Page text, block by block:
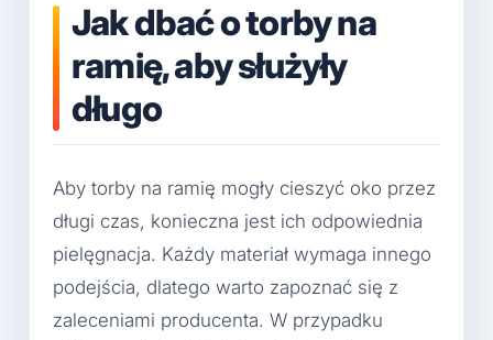
Jak dbać o torby na
ramię, aby służyły
długo
Aby torby na ramię mogły cieszyć oko przez
długi czas, konieczna jest ich odpowiednia
pielęgnacja. Każdy materiał wymaga innego
podejścia, dlatego warto zapoznać się z
zaleceniami producenta. W przypadku